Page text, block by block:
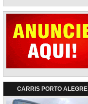
CARRIS PORTO ALEGRE